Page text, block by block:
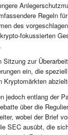
Regeln
des
fokussierten
Sitzung zur
ein, die
Kryptomärkten
jedoch entlang der
über die
wobei der Brief
SEC ausübt, die